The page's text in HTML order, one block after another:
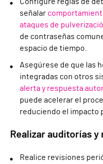
señalar
ataques de
de contraseñas
espacio de tiempo.
Asegúrese de que las
integradas con otros
alerta y respuesta
puede acelerar el
reduciendo el impacto
Realizar auditorías
Realice revisiones